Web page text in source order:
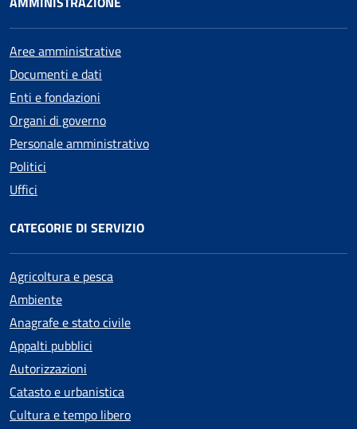
Aree amministrative
Documenti e dati
Enti e fondazioni
Organi di governo
Personale amministrativo
Politici
Uffici
CATEGORIE DI SERVIZIO
Agricoltura e pesca
Ambiente
Anagrafe e stato civile
Appalti pubblici
Autorizzazioni
Catasto e urbanistica
Cultura e tempo libero